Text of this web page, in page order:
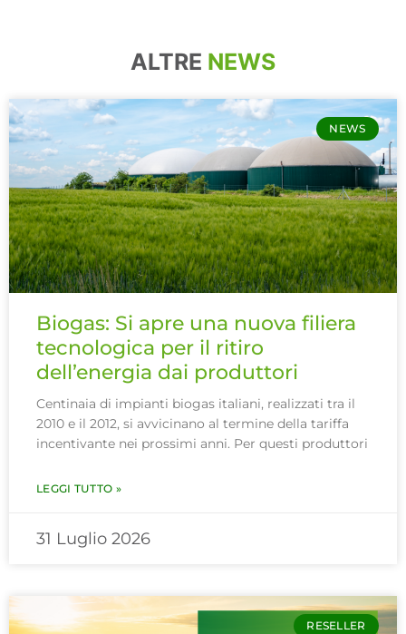
ALTRE NEWS
NEWS
Biogas: Si apre una nuova filiera
tecnologica per il ritiro
dell’energia dai produttori
Centinaia di impianti biogas italiani, realizzati tra il
2010 e il 2012, si avvicinano al termine della tariffa
incentivante nei prossimi anni. Per questi produttori
LEGGI TUTTO »
31 Luglio 2026
RESELLER